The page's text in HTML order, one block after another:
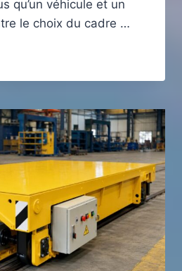
qu’un véhicule et un
le choix du cadre …